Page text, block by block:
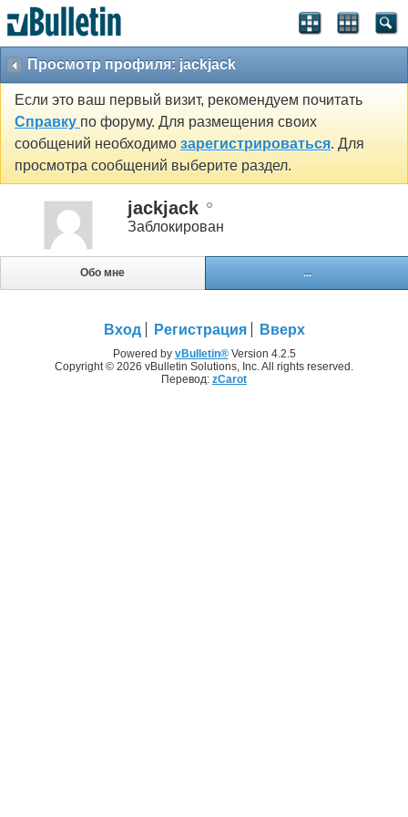
Просмотр профиля: jackjack
Если это ваш первый визит, рекомендуем почитать
Справку по форуму. Для размещения своих
сообщений необходимо зарегистрироваться. Для
просмотра сообщений выберите раздел.
jackjack
Заблокирован
Обо мне ...
Вход Регистрация Вверх
Powered by vBulletin®Version 4.2.5
Copyright © 2026 vBulletin Solutions, Inc. All rights reserved.
Перевод: zCarot